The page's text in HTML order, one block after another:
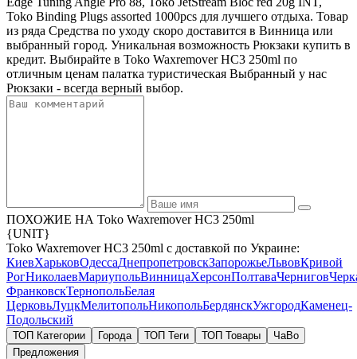
Toko Binding Plugs assorted 1000pcs для лучшего отдыха. Товар
из ряда Средства по уходу скоро доставится в Винница или
выбранный город. Уникальная возможность Рюкзаки купить в
кредит. Выбирайте в Toko Waxremover HC3 250ml по
отличным ценам палатка туристическая Выбранный у нас
Рюкзаки - всегда верный выбор.
ПОХОЖИЕ НА Toko Waxremover HC3 250ml
{UNIT}
Toko Waxremover HC3 250ml с доставкой по Украине:
КиевХарьковОдессаДнепропетровскЗапорожьеЛьвовКривой
РогНиколаевМариупольВинницаХерсонПолтаваЧернигов
ФранковскТернопольБелая
ЦерковьЛуцкМелитопольНикопольБердянскУжгородКаменец-
Подольский
ТОП Категории Города ТОП Теги ТОП Товары
ЧаВо
Предложения